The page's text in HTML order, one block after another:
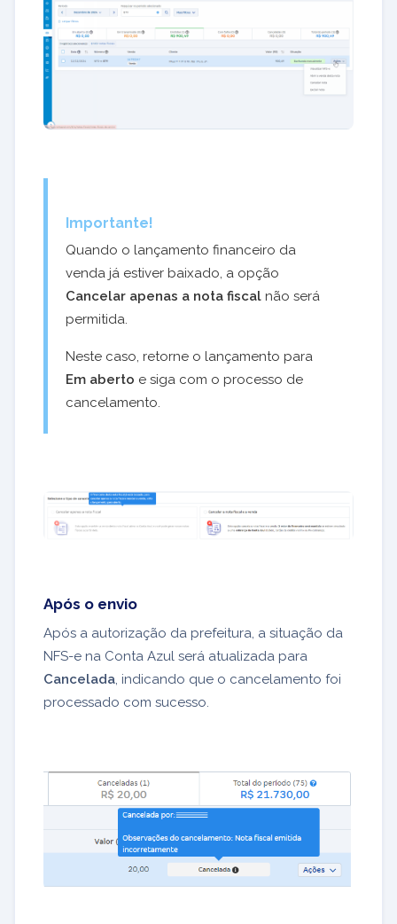
Importante!
Quando o lançamento financeiro da
venda já estiver baixado, a opção
Cancelar apenas a nota fiscal não será
permitida.
Neste caso, retorne o lançamento para
Em aberto e siga com o processo de
cancelamento.
Após o envio
Após a autorização da prefeitura, a situação da
NFS-e na Conta Azul será atualizada para
Cancelada, indicando que o cancelamento foi
processado com sucesso.